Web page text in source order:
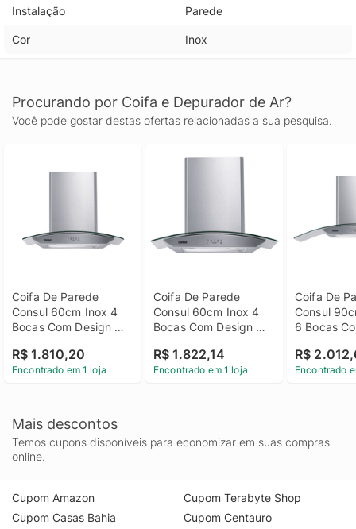
Instalação Parede
Cor Inox
Procurando por Coifa e Depurador de Ar?
Você pode gostar destas ofertas relacionadas a sua pesquisa.
Coifa De Parede
Consul 60cm Inox 4
Bocas Com Design
Lavar Filtro - Cap60ar
220V
R$ 1.810,20
Encontrado em 1 loja
Coifa De Parede
Consul 60cm Inox 4
Bocas Com Design
Lavar Filtro Outlet -
Cap60ar_Out 110V
R$ 1.822,14
Encontrado em 1 loja
Coifa De
Consul
6 Bocas
Lavar
110V
R$
Encontrado
Mais descontos
Temos cupons disponíveis para economizar em suas compras
online.
Cupom Amazon
Cupom Casas Bahia
Cupom Terabyte Shop
Cupom Centauro